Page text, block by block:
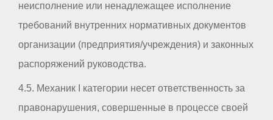
неисполнение или ненадлежащее исполнение
требований внутренних нормативных документов
организации (предприятия/учреждения) и законных
распоряжений руководства.
4.5. Механик I категории несет ответственность за
правонарушения, совершенные в процессе своей